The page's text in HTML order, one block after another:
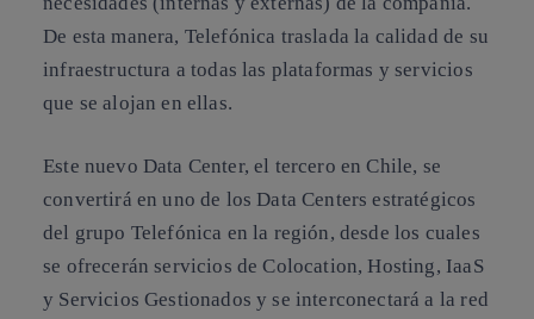
De esta manera, Telefónica traslada la calidad de su
infraestructura a todas las plataformas y servicios
que se alojan en ellas.
Este nuevo Data Center, el tercero en Chile, se
convertirá en uno de los Data Centers estratégicos
del grupo Telefónica en la región, desde los cuales
se ofrecerán servicios de Colocation, Hosting, IaaS
y Servicios Gestionados y se interconectará a la red